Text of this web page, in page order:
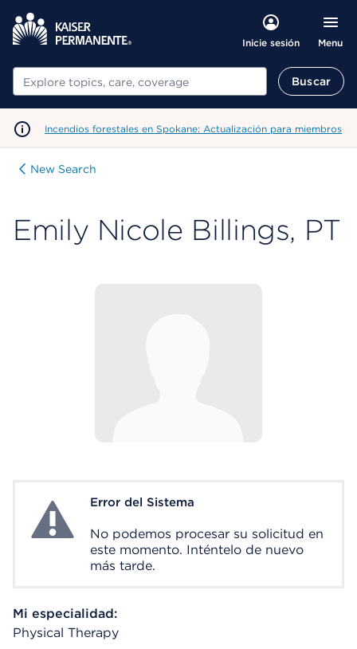
Inicie sesión Menu
Buscar Buscar
Incendios forestales en Spokane: Actualización para miembros
New Search
Emily Nicole Billings, PT
System ErrorError del Sistema
No podemos procesar su solicitud en
este momento. Inténtelo de nuevo
más tarde.
Mi especialidad:
Physical Therapy